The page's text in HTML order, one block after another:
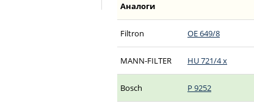
Аналоги
Filtron OE 649/8
MANN-FILTER HU 721/4 x
Bosch P 9252